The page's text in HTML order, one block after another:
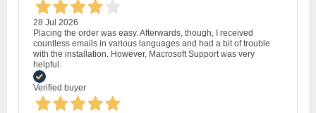
28 Jul 2026
Placing the order was easy. Afterwards, though, I received
countless emails in various languages and had a bit of trouble
with the installation. However, Macrosoft Support was very
helpful.
Verified buyer